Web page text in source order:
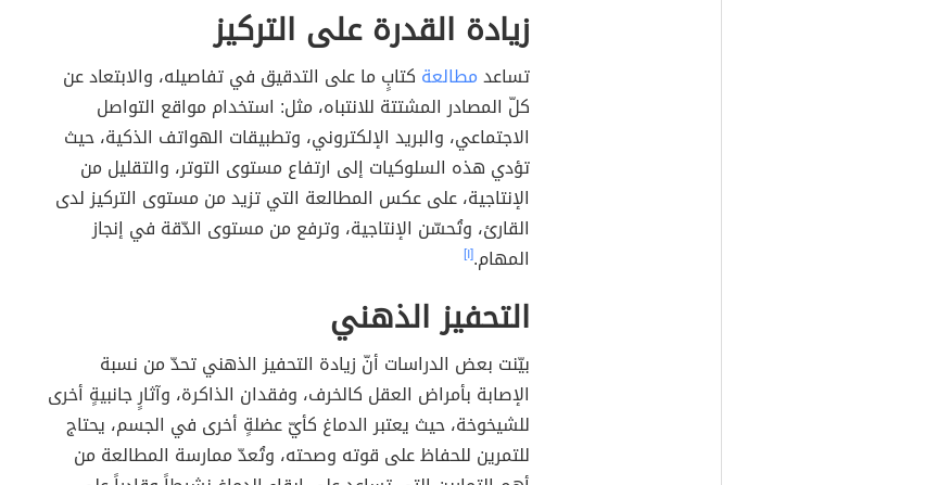
زيادة القدرة على التركيز
تساعدمطالعة كتابٍ ما على التدقيق في تفاصيله، والابتعاد عن
كلّ المصادر المشتتة للانتباه، مثل: استخدام مواقع التواصل
الاجتماعي، والبريد الإلكتروني، وتطبيقات الهواتف الذكية، حيث
تؤدي هذه السلوكيات إلى ارتفاع مستوى التوتر، والتقليل من
الإنتاجية، على عكس المطالعة التي تزيد من مستوى التركيز لدى
القارئ، وتُحسّن الإنتاجية، وترفع من مستوى الدّقة في إنجاز
المهام.[١]
التحفيز الذهني
بيّنت بعض الدراسات أنّ زيادة التحفيز الذهني تحدّ من نسبة
الإصابة بأمراض العقل كالخرف، وفقدان الذاكرة، وآثارٍ جانبيةٍ أخرى
للشيخوخة، حيث يعتبر الدماغ كأيّ عضلةٍ أخرى في الجسم، يحتاج
للتمرين للحفاظ على قوته وصحته، وتُعدّ ممارسة المطالعة من